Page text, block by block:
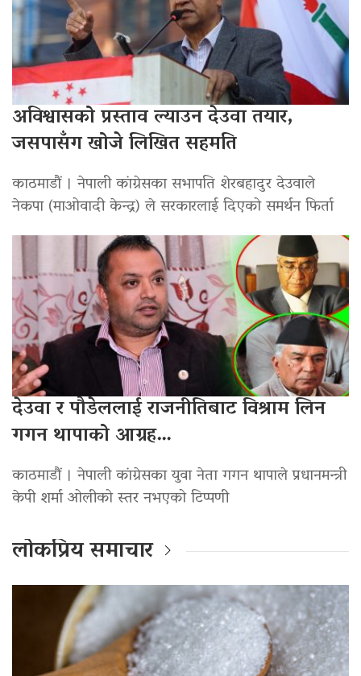
अविश्वासको प्रस्ताव ल्याउन देउवा तयार,
जसपासँग खोजे लिखित सहमति
काठमाडौं । नेपाली कांग्रेसका सभापति शेरबहादुर देउवाले
नेकपा (माओवादी केन्द्र) ले सरकारलाई दिएको समर्थन फिर्ता
देउवा र पौडेललाई राजनीतिबाट विश्राम लिन
गगन थापाको आग्रह…
काठमाडौं । नेपाली कांग्रेसका युवा नेता गगन थापाले प्रधानमन्त्री
केपी शर्मा ओलीको स्तर नभएको टिप्पणी
लोकप्रिय समाचार